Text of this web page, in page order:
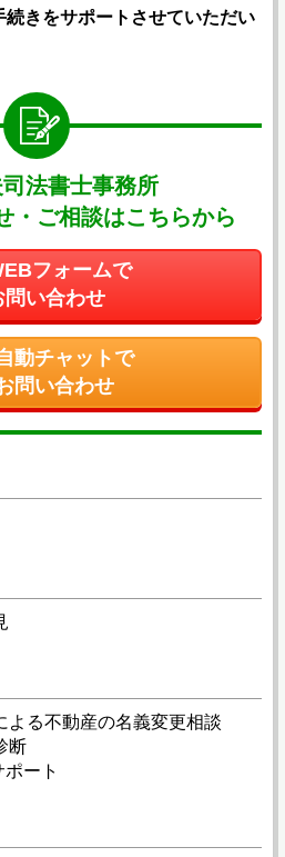
きをサポートさせていただい
法書士事務所
・ご相談はこちらから
フォームで
問い合わせ
動チャットで
問い合わせ
よる不動産の名義変更相談
断
ート